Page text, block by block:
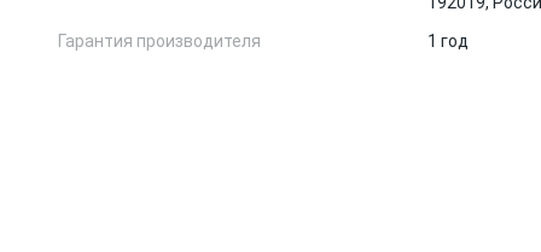
Гарантия производителя
1 год